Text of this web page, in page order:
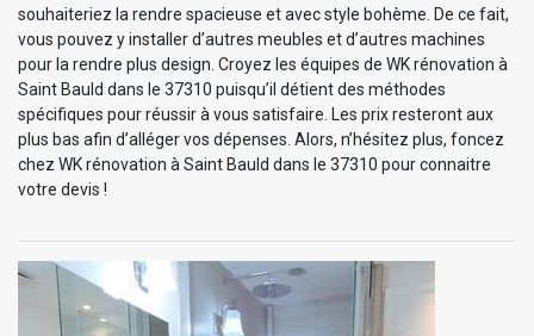
souhaiteriez la rendre spacieuse et avec style bohème. De ce fait,
vous pouvez y installer d’autres meubles et d’autres machines
pour la rendre plus design. Croyez les équipes de WK rénovation à
Saint Bauld dans le 37310 puisqu’il détient des méthodes
spécifiques pour réussir à vous satisfaire. Les prix resteront aux
plus bas afin d’alléger vos dépenses. Alors, n’hésitez plus, foncez
chez WK rénovation à Saint Bauld dans le 37310 pour connaitre
votre devis !